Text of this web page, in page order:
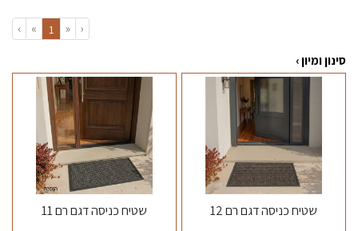
‹
«
1
»
›
סינון ומיון ›
שטיח כניסה דגם רם 12 שטיח כניסה דגם רם 11